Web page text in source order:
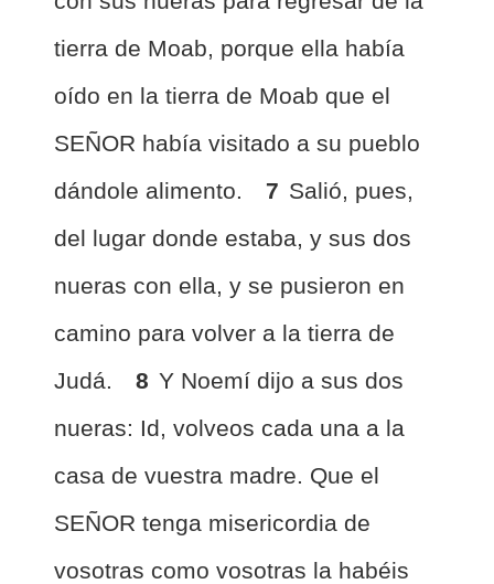
tierra de Moab, porque ella había
oído en la tierra de Moab que el
SEÑOR había visitado a su pueblo
dándole alimento.
7 Salió, pues,
del lugar donde estaba, y sus dos
nueras con ella, y se pusieron en
camino para volver a la tierra de
Judá.
8 Y Noemí dijo a sus dos
nueras: Id, volveos cada una a la
casa de vuestra madre. Que el
SEÑOR tenga misericordia de
vosotras como vosotras la habéis